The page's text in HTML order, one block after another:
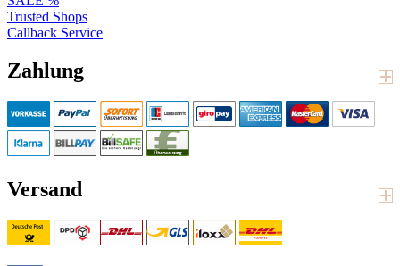
Trusted Shops
Callback Service
Zahlung
Versand